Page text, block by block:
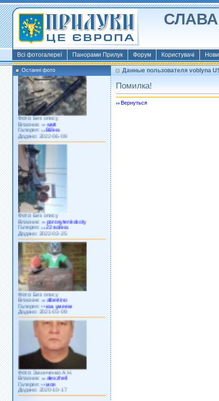
СЛАВА
Всі фотогалереї Панорами Прилук Форум Користувачі
Останні фото
Фото: Київ 2022
Власник:
morsresistis
Галерея:
Templates
Додано: 2022-11-13
Фото: Без опису
Власник:
watt
Галерея:
Війна
Додано: 2022-06-09
Фото: Без опису
Власник:
porosytenkokoly
Галерея:
22 война
Додано: 2022-03-25
Фото: Без опису
Власник:
albertino
Галерея:
как умеем
Додано: 2021-03-09
Власник:
alexzhell
Галерея:
моя
Додано: 2020-10-17
Данные пользователя voblyna
Помилка!
Вернуться